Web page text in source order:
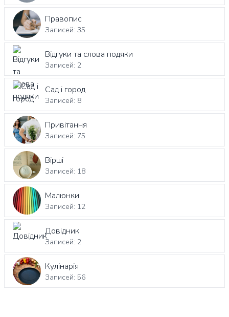
Правопис
Записей: 35
Відгуки та слова подяки
Записей: 2
Сад і город
Записей: 8
Привітання
Записей: 75
Вірші
Записей: 18
Малюнки
Записей: 12
Довідник
Записей: 2
Кулінарія
Записей: 56